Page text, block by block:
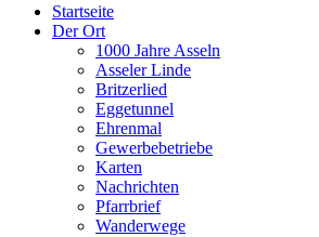
Startseite
Der Ort
1000 Jahre Asseln
Asseler Linde
Britzerlied
Eggetunnel
Ehrenmal
Gewerbebetriebe
Karten
Nachrichten
Pfarrbrief
Wanderwege